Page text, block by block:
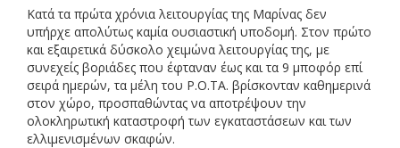
Κατά τα πρώτα χρόνια λειτουργίας της Μαρίνας δεν
υπήρχε απολύτως καμία ουσιαστική υποδομή. Στον πρώτο
και εξαιρετικά δύσκολο χειμώνα λειτουργίας της, με
συνεχείς βοριάδες που έφταναν έως και τα 9 μποφόρ επί
σειρά ημερών, τα μέλη του Ρ.Ο.ΤΑ. βρίσκονταν καθημερινά
στον χώρο, προσπαθώντας να αποτρέψουν την
ολοκληρωτική καταστροφή των εγκαταστάσεων και των
ελλιμενισμένων σκαφών.